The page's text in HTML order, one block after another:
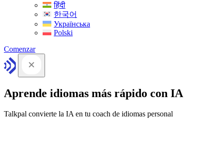
हिंदी
한국어
Українська
Polski
Comenzar
Aprende idiomas más rápido con IA
Talkpal convierte la IA en tu coach de idiomas personal